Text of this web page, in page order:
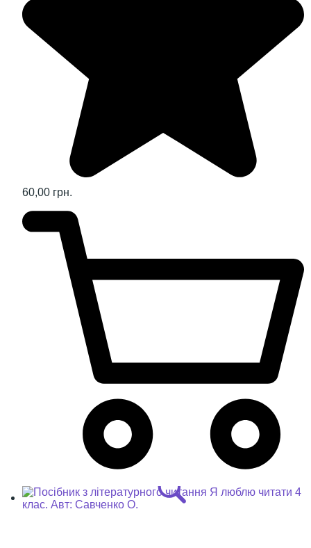
60,00 грн.